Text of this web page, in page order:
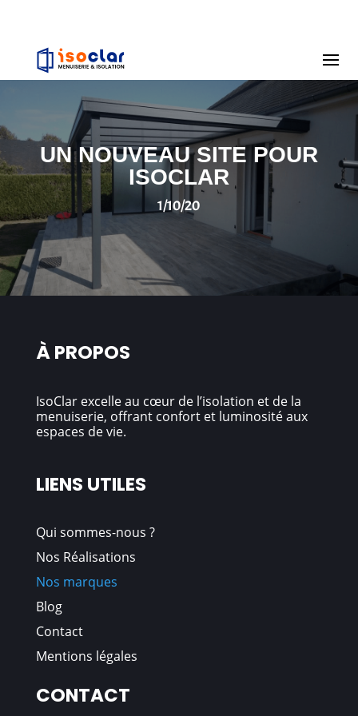
UN NOUVEAU SITE POUR
ISOCLAR
1/10/20
À PROPOS
IsoClar excelle au cœur de l’isolation et de la
menuiserie, offrant confort et luminosité aux
espaces de vie.
LIENS UTILES
Qui sommes-nous ?
Nos Réalisations
Nos marques
Blog
Contact
Mentions légales
CONTACT